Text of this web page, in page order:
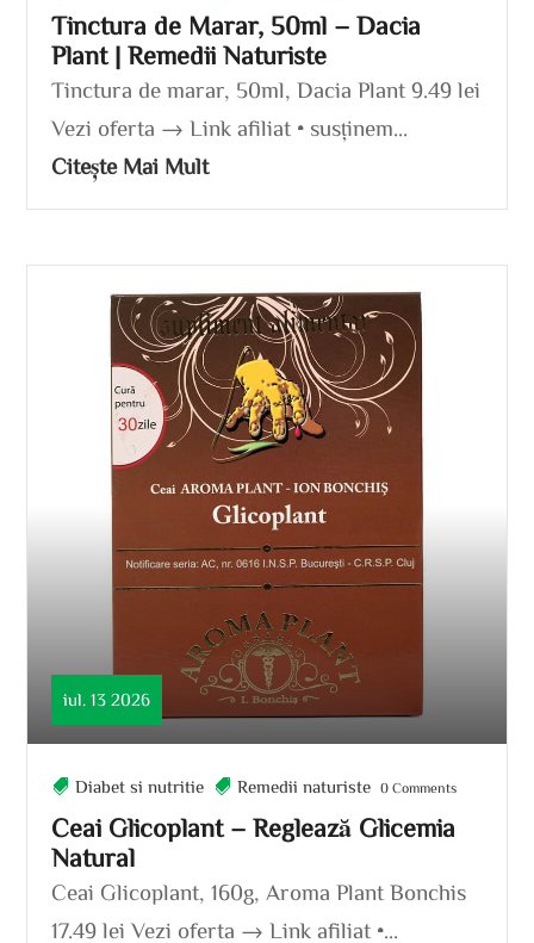
Tinctura de Marar, 50ml – Dacia
Plant | Remedii Naturiste
Tinctura de marar, 50ml, Dacia Plant 9.49 lei
Vezi oferta → Link afiliat • susținem...
Citește Mai Mult
Ceai Glicoplant – Reglează Glicemia
Natural
iul. 13 2026
Diabet si nutritie Remedii naturiste 0 Comments
Ceai Glicoplant, 160g, Aroma Plant Bonchis
17.49 lei Vezi oferta → Link afiliat •...